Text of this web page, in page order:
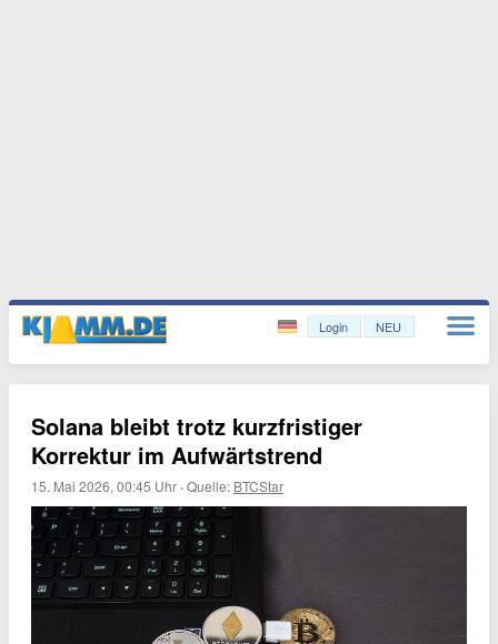
Login NEU
Solana bleibt trotz kurzfristiger
Korrektur im Aufwärtstrend
15. Mai 2026, 00:45 Uhr ·Quelle: BTCStar